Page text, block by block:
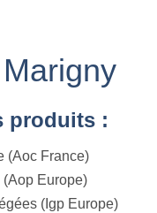
produits :
(Aoc France)
Europe)
(Igp Europe)